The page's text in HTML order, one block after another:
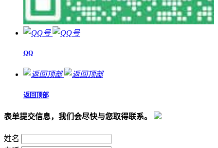
QQ
返回顶部
表单提交信息，我们会尽快与您取得联系。
姓名